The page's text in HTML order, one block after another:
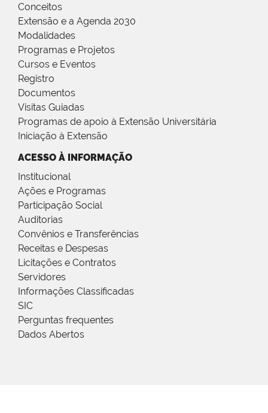
Conceitos
Extensão e a Agenda 2030
Modalidades
Programas e Projetos
Cursos e Eventos
Registro
Documentos
Visitas Guiadas
Programas de apoio à Extensão Universitária
Iniciação à Extensão
ACESSO À INFORMAÇÃO
Institucional
Ações e Programas
Participação Social
Auditorias
Convênios e Transferências
Receitas e Despesas
Licitações e Contratos
Servidores
Informações Classificadas
SIC
Perguntas frequentes
Dados Abertos